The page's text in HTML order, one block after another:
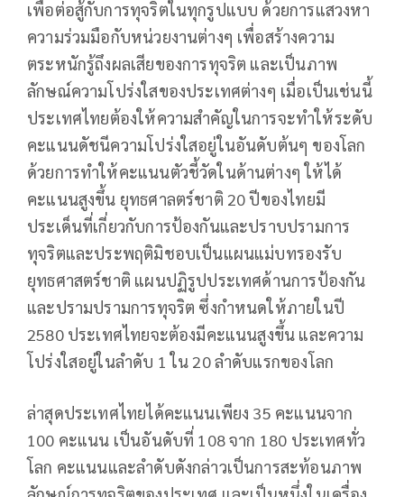
เพื่อต่อสู้กับการทุจริตในทุกรูปแบบ ด้วยการแสวงหา
ความร่วมมือกับหน่วยงานต่างๆ เพื่อสร้างความ
ตระหนักรู้ถึงผลเสียของการทุจริต และเป็นภาพ
ลักษณ์ความโปร่งใสของประเทศต่างๆ เมื่อเป็นเช่นนี้
ประเทศไทยต้องให้ความสำคัญในการจะทำให้ระดับ
คะแนนดัชนีความโปร่งใสอยู่ในอันดับต้นๆ ของโลก
ด้วยการทำให้คะแนนตัวชี้วัดในด้านต่างๆ ให้ได้
คะแนนสูงขึ้น ยุทธศาลตร์ชาติ 20 ปีของไทยมี
ประเด็นที่เกี่ยวกับการป้องกันและปราบปรามการ
ทุจริตและประพฤติมิชอบเป็นแผนแม่บทรองรับ
ยุทธศาสตร์ชาติ แผนปฏิรูปประเทศด้านการป้องกัน
และปรามปรามการทุจริต ซึ่งกำหนดให้ภายในปี
2580 ประเทศไทยจะต้องมีคะแนนสูงขึ้น และความ
โปร่งใสอยู่ในลำดับ 1 ใน 20 ลำดับแรกของโลก
ล่าสุดประเทศไทยได้คะแนนเพียง 35 คะแนนจาก
100 คะแนน เป็นอันดับที่ 108 จาก 180 ประเทศทั่ว
โลก คะแนนและลำดับดังกล่าวเป็นการสะท้อนภาพ